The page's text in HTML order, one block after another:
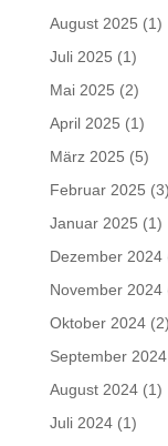
August 2025 (1)
Juli 2025 (1)
Mai 2025 (2)
April 2025 (1)
März 2025 (5)
Februar 2025 (3)
Januar 2025 (1)
Dezember 2024
November 2024
Oktober 2024(2)
September 2024
August 2024(1)
Juli 2024(1)